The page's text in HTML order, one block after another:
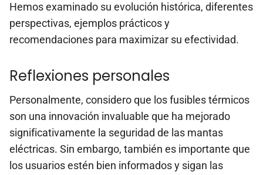
Hemos examinado su evolución histórica, diferentes
perspectivas, ejemplos prácticos y
recomendaciones para maximizar su efectividad.
Reflexiones personales
Personalmente, considero que los fusibles térmicos
son una innovación invaluable que ha mejorado
significativamente la seguridad de las mantas
eléctricas. Sin embargo, también es importante que
los usuarios estén bien informados y sigan las